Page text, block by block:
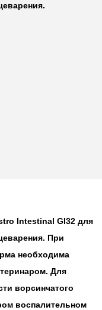
Intestinal GI32 для
При
необходима
Для
ворсинчатого
воспалительном